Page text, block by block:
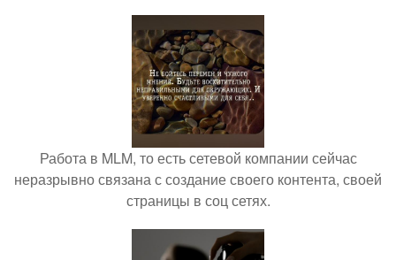
Работа в MLM, то есть сетевой компании сейчас
неразрывно связана с создание своего контента, своей
страницы в соц сетях.